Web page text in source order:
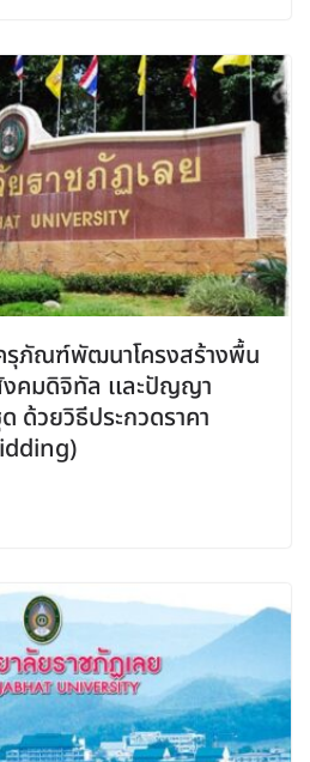
รุภัณฑ์พัฒนาโครงสร้างพื้น
คมดิจิทัล เเละปัญญา
ด้วยวิธีประกวดราคา